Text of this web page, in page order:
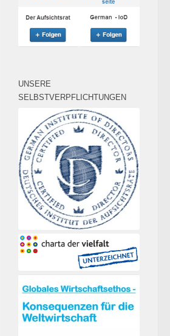
UNSERE
SELBSTVERPFLICHTUNGEN